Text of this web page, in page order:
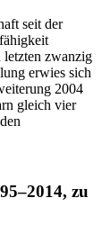
seit der
letzten zwanzig
erwies sich
2004
gleich vier
zu